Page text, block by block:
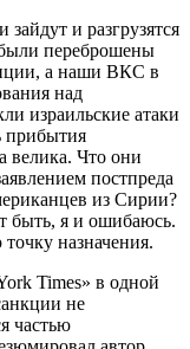
зайдут и разгрузятся
переброшены
а наши ВКС в
над
израильские атаки
прибытия
велика. Что они
постпреда
из Сирии?
быть, я и ошибаюсь.
назначения.
Times» в одной
не
частью